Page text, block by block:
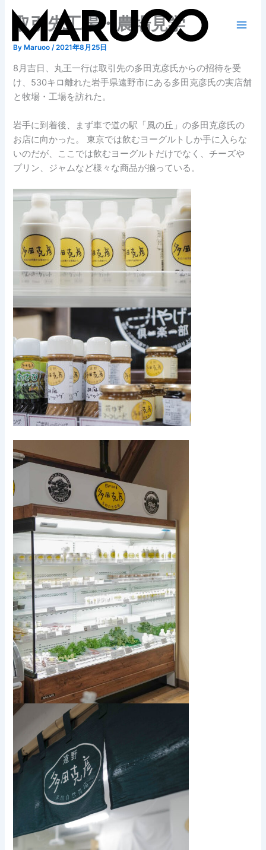
Skip
content
取引先工場・農場見学
ByMaruoo/2021年8月25日
8月吉日、丸王一行は取引先の多田克彦氏からの招待を受
け、530キロ離れた岩手県遠野市にある多田克彦氏の実店舗
と牧場・工場を訪れた。
岩手に到着後、まず車で道の駅「風の丘」の多田克彦氏の
お店に向かった。 東京では飲むヨーグルトしか手に入らな
いのだが、ここでは飲むヨーグルトだけでなく、チーズや
プリン、ジャムなど様々な商品が揃っている。